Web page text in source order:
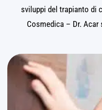
sviluppi del trapianto di
Cosmedica – Dr.